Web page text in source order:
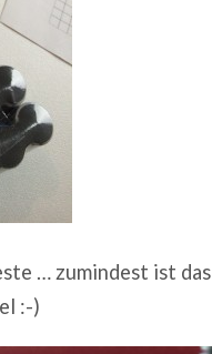
… zumindest ist das
:-)